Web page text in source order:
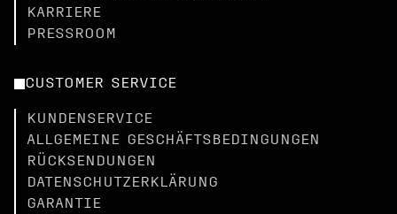
KARRIERE
PRESSROOM
CUSTOMER SERVICE
KUNDENSERVICE
ALLGEMEINE GESCHÄFTSBEDINGUNGEN
RÜCKSENDUNGEN
DATENSCHUTZERKLÄRUNG
GARANTIE